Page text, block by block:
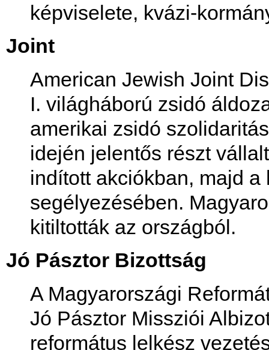
képviselete, kvázi-
Joint
American Jewish Joint
I. világháború zsidó
amerikai zsidó
idején jelentős részt
indított akciókban, majd a
segélyezésében.
kitiltották az országból.
Jó Pásztor Bizottság
A Magyarországi
Jó Pásztor Missziói
református lelkész